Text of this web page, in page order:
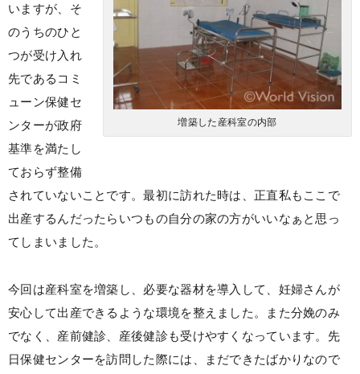
増築した産科室の内部
いますが、そ
のうちのひと
つが受け入れ
先であるコミ
ューン保健セ
ンターが政府
基準を満たし
ておらず整備
されていないことです。最初に訪れた時は、正直私もここで
出産するんだったらいつもの自分の家の方がいいなぁと思っ
てしまいました。
今回は産科室を増築し、必要な器材を導入して、妊婦さんが
安心して出産できるような環境を整えました。また分娩のみ
でなく、産前健診、産後健診も受けやすくなっています。先
日保健センターを訪問した際には、まだできたばかりなので